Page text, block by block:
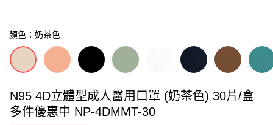
顏色：奶茶色
N95 4D立體型成人醫用口罩 (奶茶色) 30片/盒
多件優惠中 NP-4DMMT-30